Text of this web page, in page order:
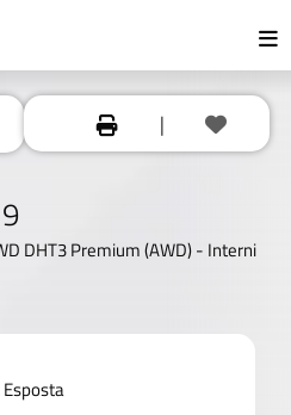
|
DHT3 Premium (AWD) - Interni
Esposta